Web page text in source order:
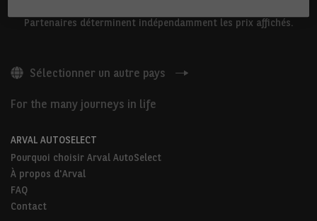
Partenaires déterminent indépendamment les prix affichés.
Sélectionner un autre pays
For the many journeys in life
ARVAL AUTOSELECT
Pourquoi choisir Arval AutoSelect
À propos d'Arval
FAQ
Contact